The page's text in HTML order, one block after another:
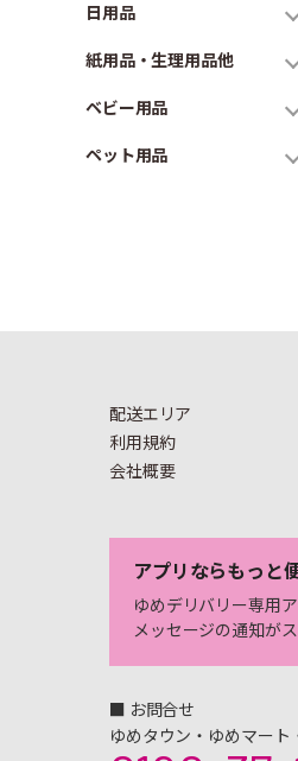
日用品
紙用品・生理用品他
ベビー用品
ペット用品
配送エリア
利用規約
会社概要
アプリならもっと
ゆめデリバリー専用ア
メッセージの通知が
■ お問合せ
ゆめタウン・ゆめマート